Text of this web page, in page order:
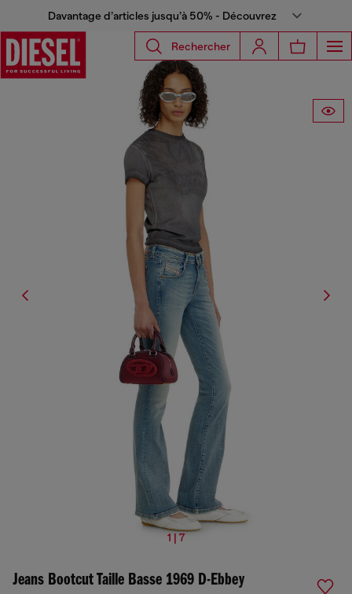
Davantage d’articles jusqu’à 50% - Découvrez
Rechercher
1 | 7
Jeans Bootcut Taille Basse 1969 D-Ebbey